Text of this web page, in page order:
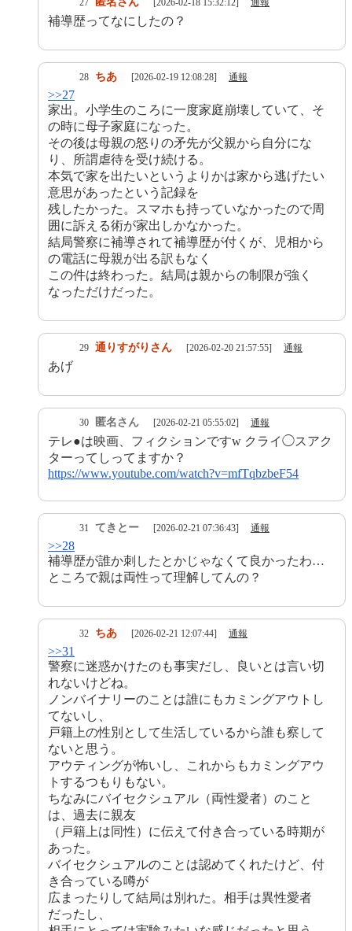
27 [2026-02-18 15:32:12] 通報
補導歴ってなにしたの？
28 ちあ [2026-02-19 12:08:28] 通報
>>27
家出。小学生のころに一度家庭崩壊していて、そ
の時に母子家庭になった。
その後は母親の怒りの矛先が父親から自分にな
り、所謂虐待を受け続ける。
本気で家を出たいというよりかは家から逃げたい
意思があったという記録を
残したかった。スマホも持っていなかったので周
囲に訴える術が家出しかなかった。
結局警察に補導されて補導歴が付くが、児相から
の電話に母親が出る訳もなく
この件は終わった。結局は親からの制限が強く
なっただけだった。
29 通りすがりさん [2026-02-20 21:57:55] 通報
あげ
30 匿名さん [2026-02-21 05:55:02] 通報
テレ●は映画、フィクションですw クライ◯スアク
ターってしってますか？
https://www.youtube.com/watch?v=mfTqbzbeF54
31 てきとー [2026-02-21 07:36:43] 通報
>>28
補導歴が誰か刺したとかじゃなくて良かったわ…
ところで親は両性って理解してんの？
32 ちあ [2026-02-21 12:07:44] 通報
>>31
警察に迷惑かけたのも事実だし、良いとは言い切
れないけどね。
ノンバイナリーのことは誰にもカミングアウトし
てないし、
戸籍上の性別として生活しているから誰も察して
ないと思う。
アウティングが怖いし、これからもカミングアウ
トするつもりもない。
ちなみにバイセクシュアル（両性愛者）のこと
は、過去に親友
（戸籍上は同性）に伝えて付き合っている時期が
あった。
バイセクシュアルのことは認めてくれたけど、付
き合っている噂が
広まったりして結局は別れた。相手は異性愛者
だったし、